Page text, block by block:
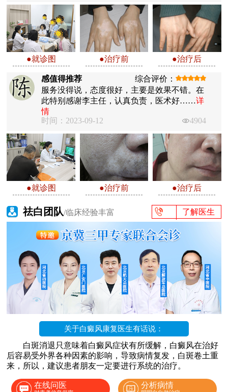
●就诊图 ●治疗前 ●治疗后
感值得推荐
综合评价：
服务没得说，态度很好，主要是效果不错。在
此特别感谢李主任，认真负责，医术好……详
情
时间：2023-09-12
4904
●就诊图 ●治疗前 ●治疗后
祛白团队/临床经验丰富 了解医生
关于白癜风康复医生有话说：
白斑消退只意味着白癜风症状有所缓解，白癜风在治好
后容易受外界各种因素的影响，导致病情复发，白斑卷土重
来，所以，建议患者朋友一定要进行系统的治疗。
在线问医 分析病情